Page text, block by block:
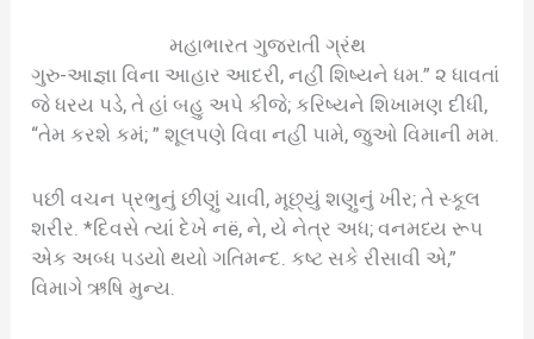
મહાભારત ગુજરાતી ગ્રંથ
ગુરુ-આજ્ઞા વિના આહાર આદરી, નહીં શિષ્યને ધમ.” ૨ ધાવતાં
જે ધરય પડે, તે હાં બહુ અપે કીજે; કરિષ્યને શિખામણ દીધી,
“તેમ કરશે કમં; ” શૂલપણે વિવા નહીં પામે, જુઓ વિમાની મમ.
પછી વચન પ્રભુનું છીણું ચાવી, મૂછ્યું શણુનું ખીર; તે સ્કૂલ
શરીર. *દિવસે ત્યાં દેખે નë, ને, યે નેત્ર અધ; વનમધ્ય રૂ૫
એક અબ્ધ ૫ડયો થયો ગતિમન્દ. કષ્ટ સકે રીસાવી એ,”
વિમાગે ઋષિ મુન્ય.